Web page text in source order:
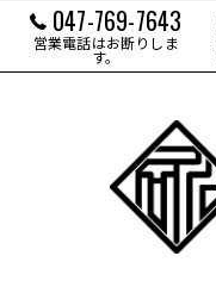
047-769-7643
営業電話はお断りしま
す。